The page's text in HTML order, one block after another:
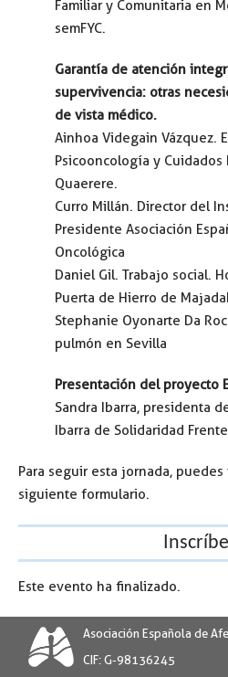
Familiar y Comunitaria en
semFYC.
Garantía de atención
supervivencia: otras
de vista médico.
Ainhoa Videgain Vázquez.
Psicooncología y Cuidados
Quaerere.
Curro Millán. Director del
Presidente Asociación
Oncológica
Daniel Gil. Trabajo social.
Puerta de Hierro de
Stephanie Oyonarte Da
pulmón en Sevilla
Presentación del proyecto
Sandra Ibarra, presidenta
Ibarra de Solidaridad
Para seguir esta jornada,
siguiente formulario.
Este evento ha finalizado.
Asociación Española de
CIF: G-98136245